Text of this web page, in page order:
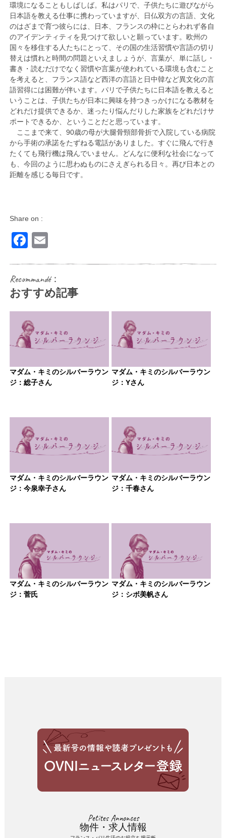
環境になることもしばしば。私はパリで、子供たちに遊びながら
日本語を教える仕事に携わっていますが、日仏双方の言語、文化
のはざまで育つ彼らには、日本、フランスの枠にとらわれず各自
のアイデンティティを見つけて欲しいと願っています。欧州の
国々を移住する人たちにとって、その国の生活習慣や言語の切り
替えは慣れと時間の問題といえましょうが、言葉が、単に話し・
書き・読むだけでなく習慣や言葉が使われている環境も含むこと
を考えると、フランス語など西洋の言語と日中韓など異文化の言
語習得には困難が伴います。パリで子供たちに日本語を教えると
いうことは、子供たちが日本に興味を持つきっかけになる教材を
どれだけ提供できるか、迷ったり悩んだりした家族をどれだけサ
ポートできるか、ということだと思っています。
ここまで来て、90歳の母が大腿骨頸部骨折で入院している病院
から手術の承諾をたずねる電話がありました。すぐに飛んで行き
たくても飛行機は飛んでいません。どんなに便利な社会になって
も、今回のように思わぬものにさえぎられる日々。再び日本との
距離を感じる毎日です。
Share on :
Facebook
Recommandé：
おすすめ記事
マダム・キミのシルバーラウン
ジ：総子さん
マダム・キミのシルバーラウン
ジ：Yさん
マダム・キミのシルバーラウン
ジ：今泉幸子さん
マダム・キミのシルバーラウン
ジ：千春さん
マダム・キミのシルバーラウン
ジ：菅氏
マダム・キミのシルバーラウン
ジ：シボ美帆さん
Petites Annonces
物件・求人情報